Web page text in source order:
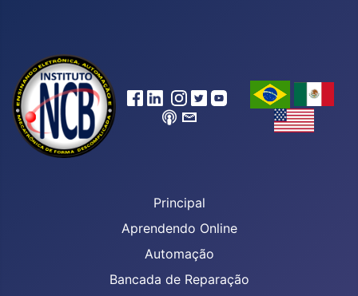
Principal
Aprendendo Online
Automação
Bancada de Reparação